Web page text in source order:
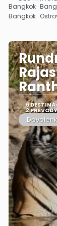
Bangkok ·
Bangkok ·
6
2 PREVODY